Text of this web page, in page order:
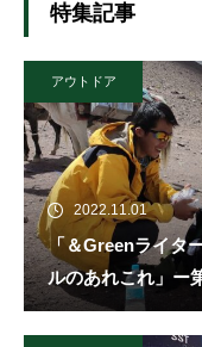
特集記事
アウトドア
2022.11.01
「＆Greenライタ